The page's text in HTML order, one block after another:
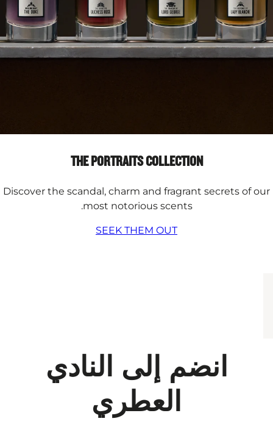
THE PORTRAITS COLLECTION
Discover the scandal, charm and fragrant secrets of our
most notorious scents.
SEEK THEM OUT
انضم إلى النادي
العطري